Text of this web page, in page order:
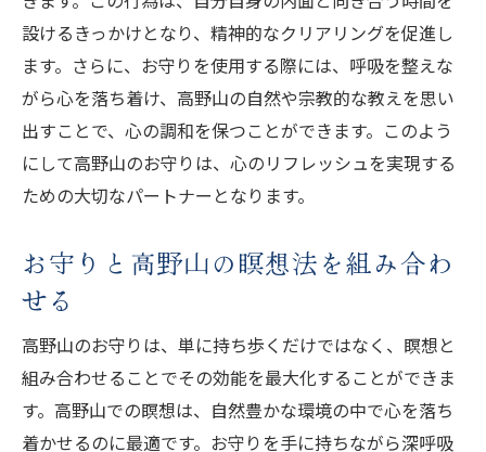
設けるきっかけとなり、精神的なクリアリングを促進し
ます。さらに、お守りを使用する際には、呼吸を整えな
がら心を落ち着け、高野山の自然や宗教的な教えを思い
出すことで、心の調和を保つことができます。このよう
にして高野山のお守りは、心のリフレッシュを実現する
ための大切なパートナーとなります。
お守りと高野山の瞑想法を組み合わ
せる
高野山のお守りは、単に持ち歩くだけではなく、瞑想と
組み合わせることでその効能を最大化することができま
す。高野山での瞑想は、自然豊かな環境の中で心を落ち
着かせるのに最適です。お守りを手に持ちながら深呼吸